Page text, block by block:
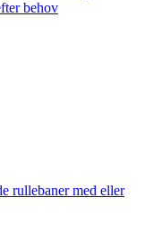
behov
rullebaner med eller